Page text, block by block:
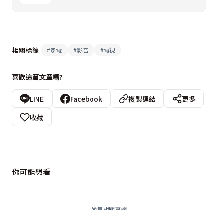
相關標籤 #家電 #影音 #電視
喜歡這篇文章嗎?
LINE Facebook 複製連結
更多
收藏
你可能想看